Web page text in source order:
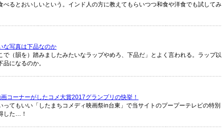
べるとおいしいという。インド人の方に教えてもらいつつ和食や洋食でも試してみ
な写真は下品なのか
で（韻を）踏みましたみたいなラップやめろ、下品だ」とよく言われる。ラップ以
になるのか。
コーナーがしたコメ大賞2017グランプリの快挙！
ってもいい「したまちコメディ映画祭in台東」で当サイトのプープーテレビの特別
した…！